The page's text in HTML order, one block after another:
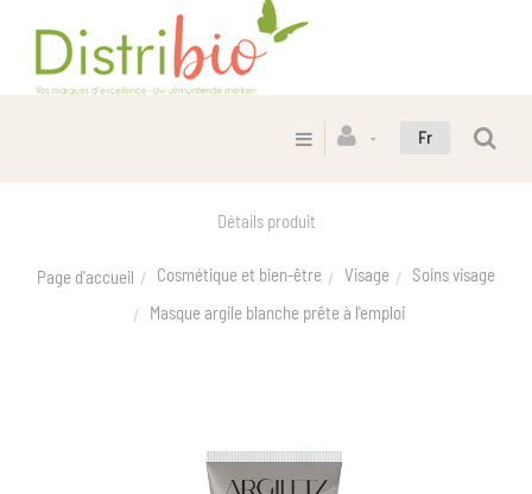
Fr
Détails produit
Page d'accueil Cosmétique et bien-être Visage
Soins visage
Masque argile blanche prête à l'emploi